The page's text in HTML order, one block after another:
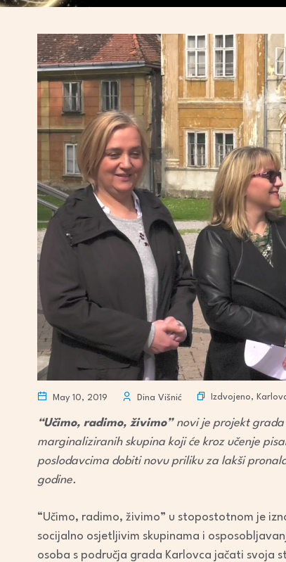
May 10, 2019 Dina Višnić Izdvojeno,
“Učimo, radimo, živimo” novi je projekt
marginaliziranih skupina koji će kroz učenje
poslodavcima dobiti novu priliku za lakši
godine.
“Učimo, radimo, živimo” u stopostotnom je
socijalno osjetljivim skupinama i
osoba s područja grada Karlovca jačati svoja